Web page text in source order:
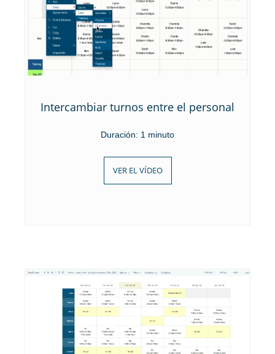
Intercambiar turnos entre el personal
Duración: 1 minuto
VER EL VÍDEO